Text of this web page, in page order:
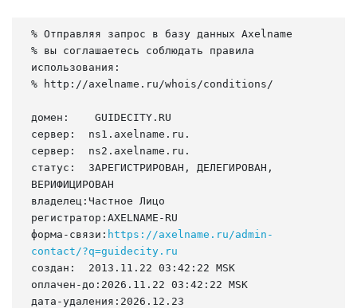
% Отправляя запрос в базу данных Axelname
% вы соглашаетесь соблюдать правила
использования:
% http://axelname.ru/whois/conditions/
домен:    GUIDECITY.RU
сервер:  ns1.axelname.ru.
сервер:  ns2.axelname.ru.
статус:  ЗАРЕГИСТРИРОВАН, ДЕЛЕГИРОВАН,
ВЕРИФИЦИРОВАН
владелец:Частное Лицо
регистратор:AXELNAME-RU
форма-связи: https://axelname.ru/admin-
contact/?q=guidecity.ru
создан:  2013.11.22 03:42:22 MSK
оплачен-до:2026.11.22 03:42:22 MSK
дата-удаления:2026.12.23